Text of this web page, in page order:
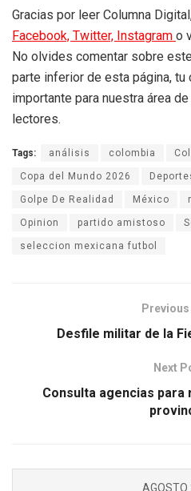
Gracias por leer Columna
Facebook, Twitter, Instagram o
No olvides comentar sobre
parte inferior de esta página, tu
importante para nuestra área
lectores.
Tags: análisis colombia
Copa del Mundo 2026
Golpe De Realidad México
Opinion partido amistoso
seleccion mexicana futbol
Desfile militar de la
Next
Consulta agencias
AGOSTO